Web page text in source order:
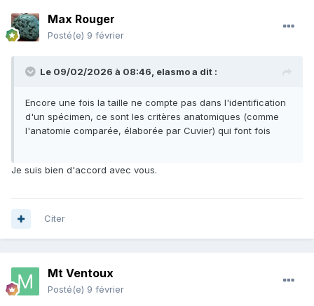
Max Rouger
Posté(e) 9 février
Le 09/02/2026 à 08:46, elasmoa dit :
Encore une fois la taille ne compte pas dans l'identification
d'un spécimen, ce sont les critères anatomiques (comme
l'anatomie comparée, élaborée par Cuvier) qui font fois
Je suis bien d'accord avec vous.
Citer
Mt Ventoux
Posté(e) 9 février